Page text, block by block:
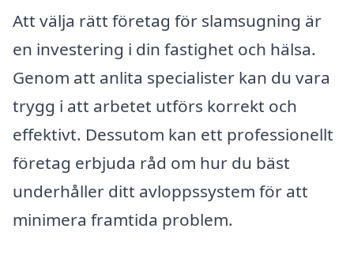
Att välja rätt företag för slamsugning är
en investering i din fastighet och hälsa.
Genom att anlita specialister kan du vara
trygg i att arbetet utförs korrekt och
effektivt. Dessutom kan ett professionellt
företag erbjuda råd om hur du bäst
underhåller ditt avloppssystem för att
minimera framtida problem.